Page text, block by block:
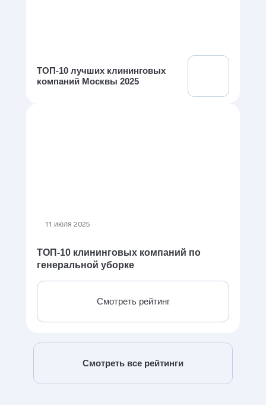
ТОП-10 лучших клининговых
компаний Москвы 2025
11 июля 2025
ТОП-10 клининговых компаний по
генеральной уборке
Смотреть рейтинг
Смотреть все рейтинги